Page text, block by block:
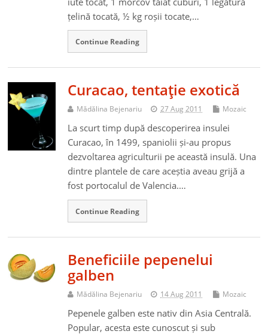
țelină tocată, ½ kg roșii tocate,…
Continue Reading
Curacao, tentaţie exotică
Mădălina Bejenariu 27 Aug 2011 Mozaic
La scurt timp după descoperirea insulei
Curacao, în 1499, spaniolii și-au propus
dezvoltarea agriculturii pe această insulă. Una
dintre plantele de care aceștia aveau grijă a
fost portocalul de Valencia.…
Continue Reading
Beneficiile pepenelui
galben
Mădălina Bejenariu 14 Aug 2011 Mozaic
Pepenele galben este nativ din Asia Centrală.
Popular, acesta este cunoscut și sub